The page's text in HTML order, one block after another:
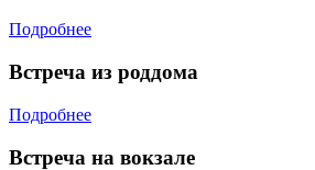
Подробнее
Встреча из роддома
Подробнее
Встреча на вокзале